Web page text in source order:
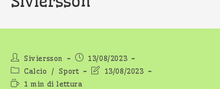
Autore
dell'articolo:
Siviersson
Articolo
pubblicato:
13/08/2023
Categoria
dell'articolo:
Calcio / Sport
Ultima13/08/2023
Tempo1 min di lettura